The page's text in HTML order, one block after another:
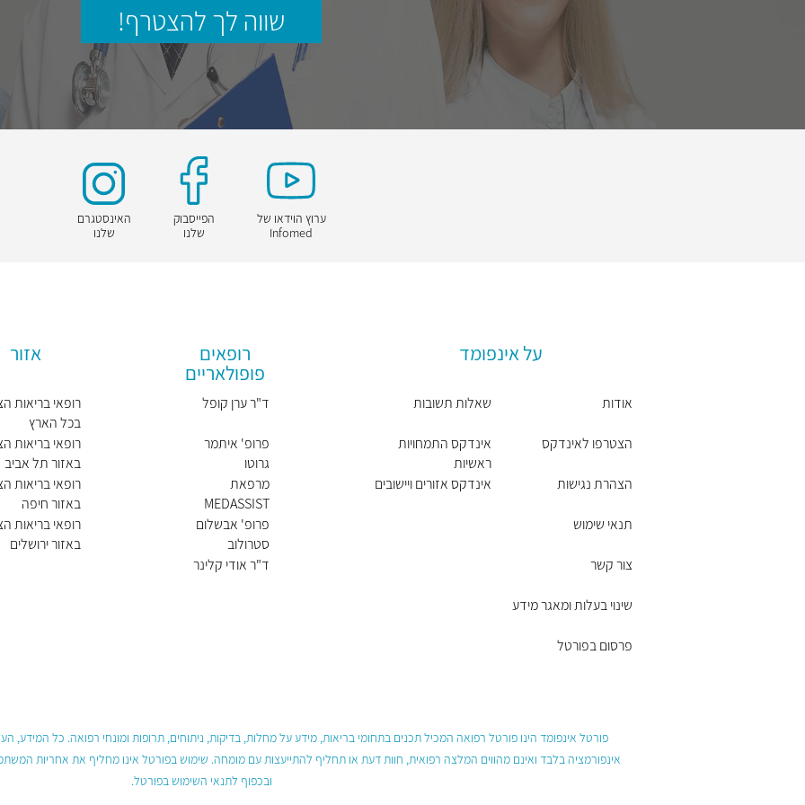
שווה לך להצטרף!
ערוץ הוידאו של
Infomed
הפייסבוק
שלנו
האינסטגרם
שלנו
על אינפומד
אודות
הצטרפו לאינדקס
הצהרת נגישות
תנאי שימוש
צור קשר
שינוי בעלות ומאגר מידע
פרסום בפורטל
שאלות תשובות
אינדקס התמחויות
ראשיות
אינדקס אזורים ויישובים
רופאים
פופולאריים
ד"ר ערן קופל
פרופ' איתמר
גרוטו
מרפאת
MEDASSIST
מדאסיסט
פרופ' אבשלום
סטרולוב
ד"ר אודי קלינר
אזור
רופאי בריאות
בכל הארץ
רופאי בריאות
באזור תל אביב
רופאי בריאות
באזור חיפה
רופאי בריאות
באזור ירושלים
פורטל אינפומד הינו פורטל רפואה המכיל תכנים בתחומי בריאות, מידע על מחלות, בדיקות, ניתוחים, תרופות ומונחי רפואה. כל המידע,
אינפורמציה בלבד ואינם מהווים המלצה רפואית, חוות דעת או תחליף להתייעצות עם מומחה. שימוש בפורטל אינו מחליף את אחריות
ובכפוף לתנאי השימוש בפורטל.